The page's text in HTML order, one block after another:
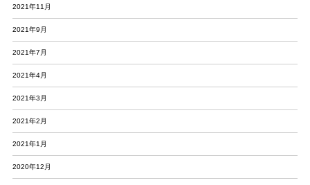
2021年11月
2021年9月
2021年7月
2021年4月
2021年3月
2021年2月
2021年1月
2020年12月